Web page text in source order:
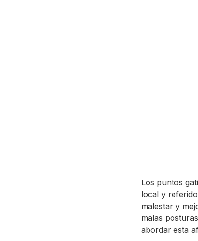
Los puntos
local y
malestar y
malas
abordar esta